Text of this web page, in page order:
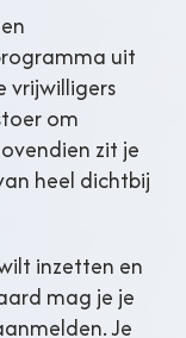
uit
vrijwilligers
om
zit je
heel dichtbij
inzetten en
mag je je
Je